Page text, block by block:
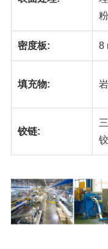
密度板: 8
填充物:
铰链: